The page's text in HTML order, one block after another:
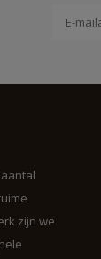
zijn we